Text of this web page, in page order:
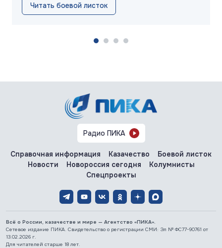
Читать боевой листок
Радио ПИКА
Справочная информация Казачество
Боевой листок
Новости
Новороссия сегодня
Колумнисты
Спецпроекты
Всё о России, казачестве и мире — Агентство «ПИКА».
Сетевое издание ПИКА. Свидетельство о регистрации СМИ: Эл № ФС77-90761 от
13.02.2026 г.
Для читателей старше 18 лет.